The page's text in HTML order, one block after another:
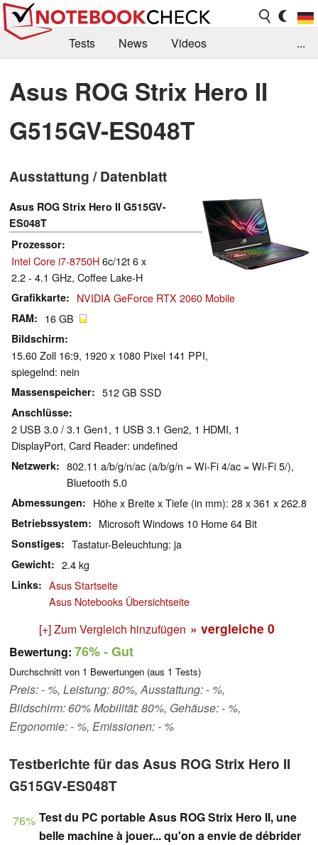
Tests News
Videos
Kaufberatung
Deals Suche
Jobs
Forum
...
Asus ROG Strix Hero II
G515GV-ES048T
Ausstattung / Datenblatt
Asus ROG Strix Hero II G515GV-
ES048T
Prozessor
Intel Core i7-8750H6c/12t 6 x
2.2 - 4.1 GHz, Coffee Lake-H
Grafikkarte NVIDIA GeForce RTX 2060 Mobile
RAM 16 GB
Bildschirm
15.60 Zoll 16:9, 1920 x 1080 Pixel 141 PPI,
spiegelnd: nein
Massenspeicher 512 GB SSD
Anschlüsse
2 USB 3.0 / 3.1 Gen1, 1 USB 3.1 Gen2, 1 HDMI, 1
DisplayPort, Card Reader: undefined
Netzwerk
802.11 a/b/g/n/ac (a/b/g/n = Wi-Fi 4/ac = Wi-Fi 5/),
Bluetooth 5.0
Abmessungen Höhe x Breite x Tiefe (in mm): 28 x 361 x 262.8
Betriebssystem Microsoft Windows 10 Home 64 Bit
Sonstiges Tastatur-Beleuchtung: ja
Gewicht 2.4 kg
Links
Asus Startseite
Asus Notebooks Übersichtseite
[+] Zum Vergleich hinzufügen » vergleiche 0
Bewertung: 76%- Gut
Durchschnitt von 1 Bewertungen (aus 1 Tests)
Preis: - %, Leistung: 80%, Ausstattung: - %,
Bildschirm: 60% Mobilität: 80%, Gehäuse: - %,
Ergonomie: - %, Emissionen: - %
Testberichte für das Asus ROG Strix Hero II
G515GV-ES048T
76% Test du PC portable Asus ROG Strix Hero II, une
belle machine à jouer... qu'on a envie de débrider